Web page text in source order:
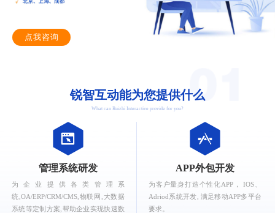
点我咨询
锐智互动能为您提供什么
What can Ruizhi Interactive provide for you?
管理系统研发
为企业提供各类管理系
统,OA/ERP/CRM/CMS,物联网,大数据
系统等定制方案,帮助企业实现快速数
APP外包开发
为客户量身打造个性化APP， IOS、
Adriod系统开发, 满足移动APP多平台
要求。